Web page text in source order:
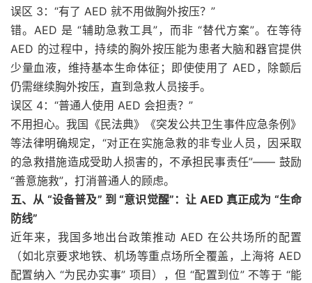
误区 3：“有了 AED 就不用做胸外按压？”
错。AED 是 “辅助急救工具”，而非 “替代方案”。在等待
AED 的过程中，持续的胸外按压能为患者大脑和器官提供
少量血液，维持基本生命体征；即使使用了 AED，除颤后
仍需继续胸外按压，直到急救人员接手。
误区 4：“普通人使用 AED 会担责？”
不用担心。我国《民法典》《突发公共卫生事件应急条例》
等法律明确规定，“对正在实施急救的非专业人员，因采取
的急救措施造成受助人损害的，不承担民事责任”—— 鼓励
“善意施救”，打消普通人的顾虑。
五、从 “设备普及” 到 “意识觉醒”：让 AED 真正成为 “生命
防线”
近年来，我国多地出台政策推动 AED 在公共场所的配置
（如北京要求地铁、机场等重点场所全覆盖，上海将 AED
配置纳入 “为民办实事” 项目），但 “配置到位” 不等于 “能